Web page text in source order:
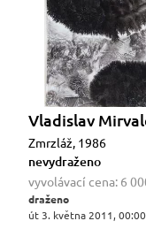
Vladislav
Zmrzláž, 1986
nevydraženo
vyvolávací cena: 6
draženo
út 3. května 2011,